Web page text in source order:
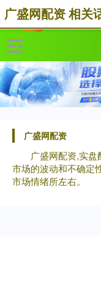
广盛网配资
广盛网配资,实盘
市场的波动和不确定
市场情绪所左右。
广盛网配资 相关